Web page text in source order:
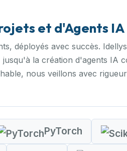
et d'Agents IA
déployés avec succès.
la création d'agents IA
nous veillons avec
PyTorch